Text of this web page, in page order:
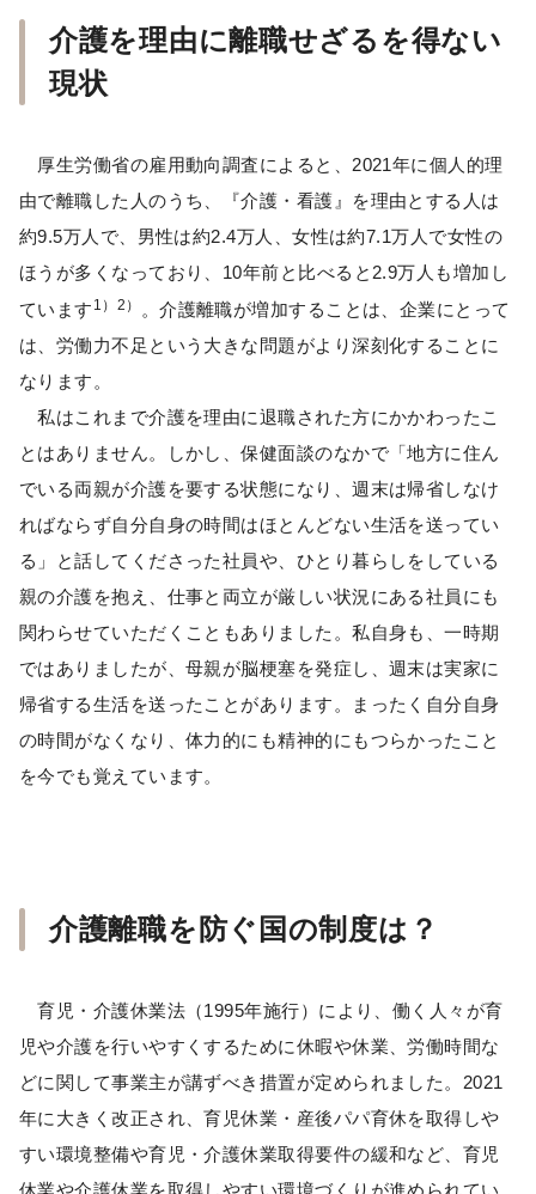
介護を理由に離職せざるを得ない
現状
厚生労働省の雇用動向調査によると、2021年に個人的理
由で離職した人のうち、『介護・看護』を理由とする人は
約9.5万人で、男性は約2.4万人、女性は約7.1万人で女性の
ほうが多くなっており、10年前と比べると2.9万人も増加し
ています 1）2）
。介護離職が増加することは、企業にとって
は、労働力不足という大きな問題がより深刻化することに
なります。
私はこれまで介護を理由に退職された方にかかわったこ
とはありません。しかし、保健面談のなかで「地方に住ん
でいる両親が介護を要する状態になり、週末は帰省しなけ
ればならず自分自身の時間はほとんどない生活を送ってい
る」と話してくださった社員や、ひとり暮らしをしている
親の介護を抱え、仕事と両立が厳しい状況にある社員にも
関わらせていただくこともありました。私自身も、一時期
ではありましたが、母親が脳梗塞を発症し、週末は実家に
帰省する生活を送ったことがあります。まったく自分自身
の時間がなくなり、体力的にも精神的にもつらかったこと
を今でも覚えています。
介護離職を防ぐ国の制度は？
育児・介護休業法（1995年施行）により、働く人々が育
児や介護を行いやすくするために休暇や休業、労働時間な
どに関して事業主が講ずべき措置が定められました。2021
年に大きく改正され、育児休業・産後パパ育休を取得しや
すい環境整備や育児・介護休業取得要件の緩和など、育児